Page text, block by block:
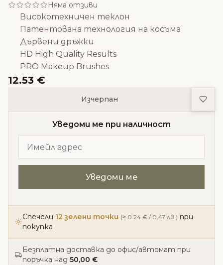
Няма отзиви
Високотехничен теклон
Патентована технология на косъма
Дървени дръжки
HD High Quality Results
PRO Makeup Brushes
12.53 €
Изчерпан
Уведоми ме при наличност
Спечели 12 зелени точки (≈ 0.24 € / 0.47 лв.) при
покупка
Безплатна доставка до офис/автомат при
поръчка над 50,00 €